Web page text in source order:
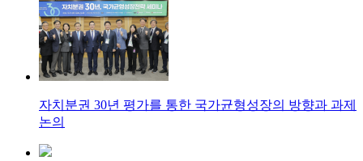
자치분권 30년 평가를 통한 국가균형성장의 방향과 과제
논의